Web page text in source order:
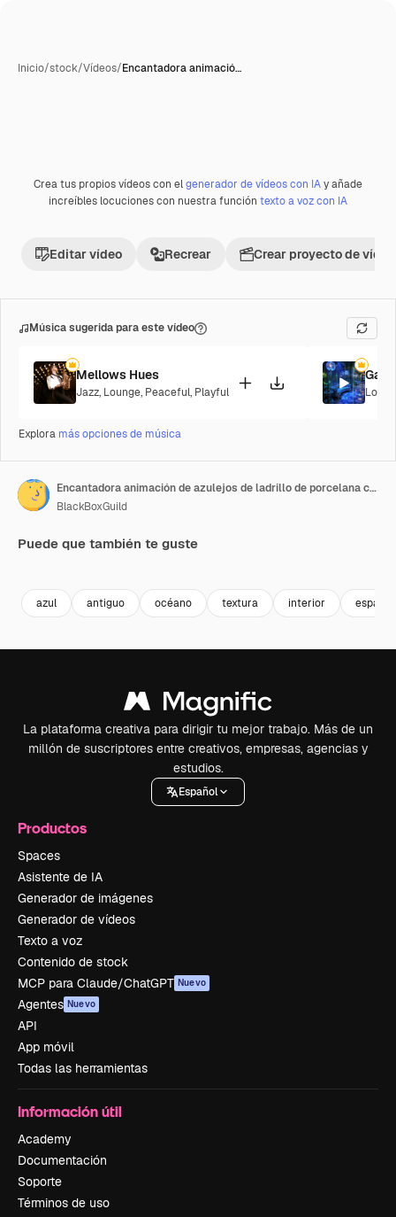
Inicio/stock/Vídeos/Encantadora animació…
Premium
Crea tus propios vídeos con elgenerador de vídeos con IAy añade
increíbles locuciones con nuestra función texto a voz con IA
Editar vídeo Recrear Crear proyecto de vídeo
Música sugerida para este vídeo
Mellows Hues
Jazz, Lounge, Peaceful, Playful
Explora más opciones de música
Encantadora animación de azulejos de ladrillo de porcelana con predominio del color aguamarina
BlackBoxGuild
Puede que también te guste
azul antiguo océano textura interior espacio
La plataforma creativa para dirigir tu mejor trabajo. Más de un
millón de suscriptores entre creativos, empresas, agencias y
estudios.
Español
Productos
Spaces
Asistente de IA
Generador de imágenes
Generador de vídeos
Texto a voz
Contenido de stock
MCP para Claude/ChatGPT Nuevo
Agentes Nuevo
API
App móvil
Todas las herramientas
Información útil
Academy
Documentación
Soporte
Términos de uso